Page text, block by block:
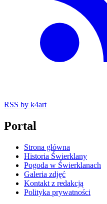
RSS by k4art
Portal
Strona główna
Historia Świerklany
Pogoda w Świerklanach
Galeria zdjęć
Kontakt z redakcją
Polityka prywatności